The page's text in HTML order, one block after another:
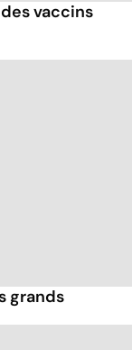
vaccins
grands